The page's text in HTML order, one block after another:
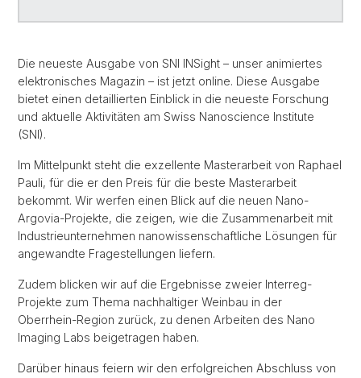
Die neueste Ausgabe von SNI INSight – unser animiertes
elektronisches Magazin – ist jetzt online. Diese Ausgabe
bietet einen detaillierten Einblick in die neueste Forschung
und aktuelle Aktivitäten am Swiss Nanoscience Institute
(SNI).
Im Mittelpunkt steht die exzellente Masterarbeit von Raphael
Pauli, für die er den Preis für die beste Masterarbeit
bekommt. Wir werfen einen Blick auf die neuen Nano-
Argovia-Projekte, die zeigen, wie die Zusammenarbeit mit
Industrieunternehmen nanowissenschaftliche Lösungen für
angewandte Fragestellungen liefern.
Zudem blicken wir auf die Ergebnisse zweier Interreg-
Projekte zum Thema nachhaltiger Weinbau in der
Oberrhein-Region zurück, zu denen Arbeiten des Nano
Imaging Labs beigetragen haben.
Darüber hinaus feiern wir den erfolgreichen Abschluss von